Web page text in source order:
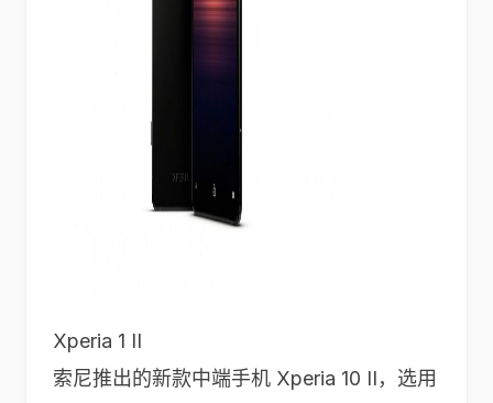
Xperia 1 II
索尼推出的新款中端手机 Xperia 10 II，选用